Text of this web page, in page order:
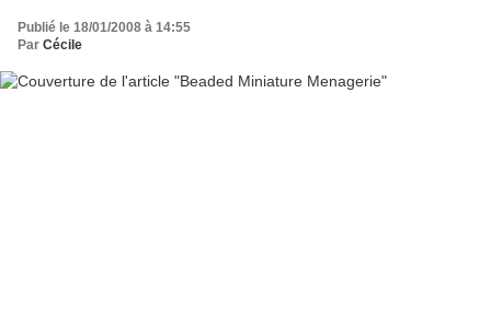
Publié le 18/01/2008 à 14:55
Par Cécile